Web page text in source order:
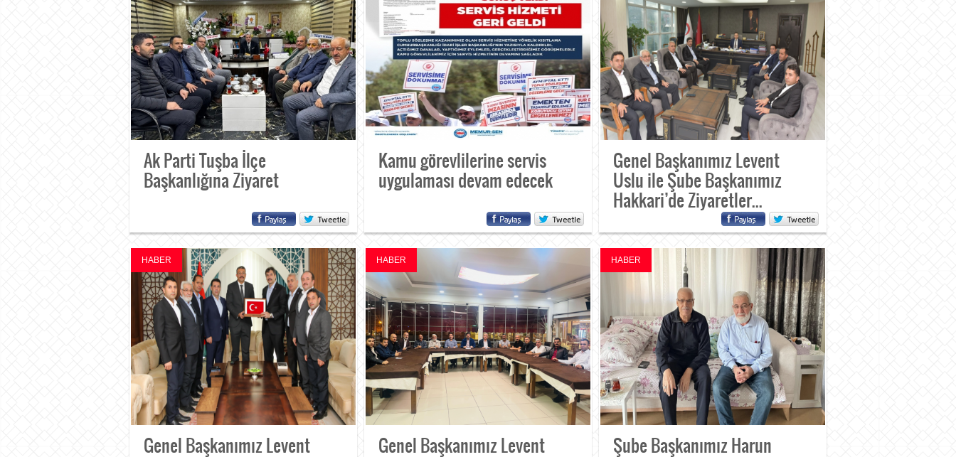
Ak Parti Tuşba İlçe
Başkanlığına Ziyaret
Kamu görevlilerine servis
uygulaması devam edecek
Genel Başkanımız Levent
Uslu ile Şube Başkanımız
Hakkari’de Ziyaretler...
HABER
Genel Başkanımız Levent
HABER
Genel Başkanımız Levent
HABER
Şube Başkanımız Harun